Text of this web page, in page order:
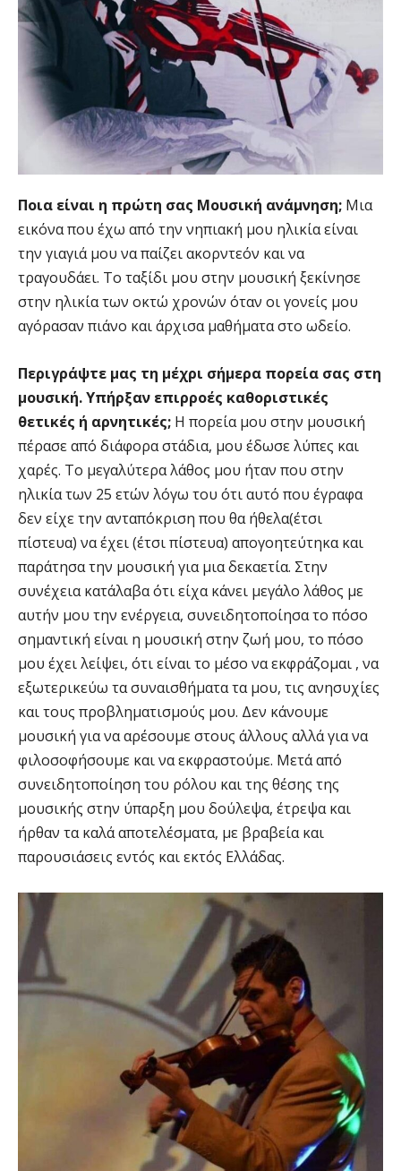
Ποια είναι η πρώτη σας Μουσική ανάμνηση; Μια
εικόνα που έχω από την νηπιακή μου ηλικία είναι
την γιαγιά μου να παίζει ακορντεόν και να
τραγουδάει. Το ταξίδι μου στην μουσική ξεκίνησε
στην ηλικία των οκτώ χρονών όταν οι γονείς μου
αγόρασαν πιάνο και άρχισα μαθήματα στο ωδείο.
Περιγράψτε μας τη μέχρι σήμερα πορεία σας στη
μουσική. Υπήρξαν επιρροές καθοριστικές
θετικές ή αρνητικές; Η πορεία μου στην μουσική
πέρασε από διάφορα στάδια, μου έδωσε λύπες και
χαρές. Το μεγαλύτερα λάθος μου ήταν που στην
ηλικία των 25 ετών λόγω του ότι αυτό που έγραφα
δεν είχε την ανταπόκριση που θα ήθελα(έτσι
πίστευα) να έχει (έτσι πίστευα) απογοητεύτηκα και
παράτησα την μουσική για μια δεκαετία. Στην
συνέχεια κατάλαβα ότι είχα κάνει μεγάλο λάθος με
αυτήν μου την ενέργεια, συνειδητοποίησα το πόσο
σημαντική είναι η μουσική στην ζωή μου, το πόσο
μου έχει λείψει, ότι είναι το μέσο να εκφράζομαι , να
εξωτερικεύω τα συναισθήματα τα μου, τις ανησυχίες
και τους προβληματισμούς μου. Δεν κάνουμε
μουσική για να αρέσουμε στους άλλους αλλά για να
φιλοσοφήσουμε και να εκφραστούμε. Μετά από
συνειδητοποίηση του ρόλου και της θέσης της
μουσικής στην ύπαρξη μου δούλεψα, έτρεψα και
ήρθαν τα καλά αποτελέσματα, με βραβεία και
παρουσιάσεις εντός και εκτός Ελλάδας.